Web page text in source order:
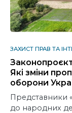
ЗАХИСТ ПРАВ ТА
Які зміни
оборони
Представники
до народних